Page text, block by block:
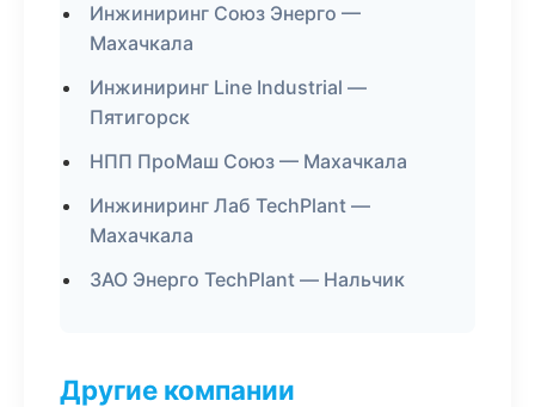
Инжиниринг Союз Энерго —
Махачкала
Инжиниринг Line Industrial —
Пятигорск
НПП ПроМаш Союз — Махачкала
Инжиниринг Лаб TechPlant —
Махачкала
ЗАО Энерго TechPlant — Нальчик
Другие компании